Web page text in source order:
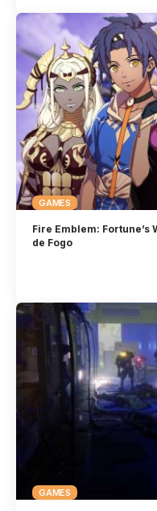
GAMES
Fire Emblem: Fortune’s
de Fogo
GAMES